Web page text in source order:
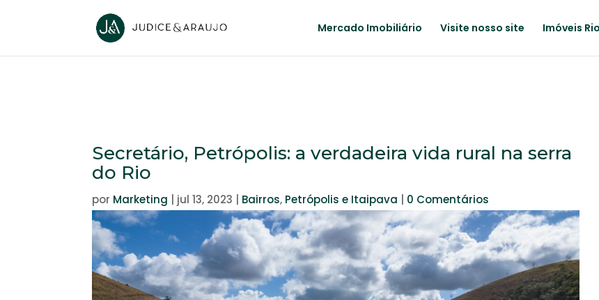
Mercado Imobiliário Visite nosso site Imóveis
Secretário, Petrópolis: a verdadeira vida rural na serra
do Rio
por Marketing jul 13, 2023 Bairros, Petrópolis e Itaipava 0 Comentários